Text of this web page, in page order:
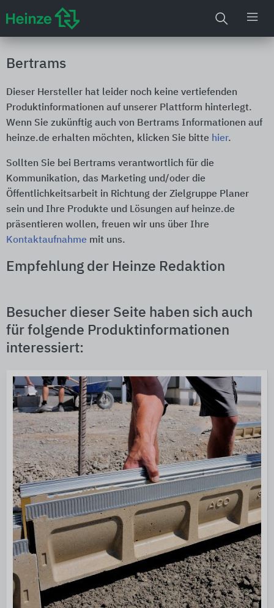
Bertrams
Dieser Hersteller hat leider noch keine vertiefenden
Produktinformationen auf unserer Plattform hinterlegt.
Wenn Sie zukünftig auch von Bertrams Informationen auf
heinze.de erhalten möchten, klicken Sie bitte hier.
Sollten Sie bei Bertrams verantwortlich für die
Kommunikation, das Marketing und/oder die
Öffentlichkeitsarbeit in Richtung der Zielgruppe Planer
sein und Ihre Produkte und Lösungen auf heinze.de
präsentieren wollen, freuen wir uns über Ihre
Kontaktaufnahme mit uns.
Empfehlung der Heinze Redaktion
Besucher dieser Seite haben sich auch
für folgende Produktinformationen
interessiert: